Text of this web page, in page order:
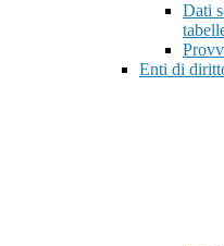
Dati
Enti di